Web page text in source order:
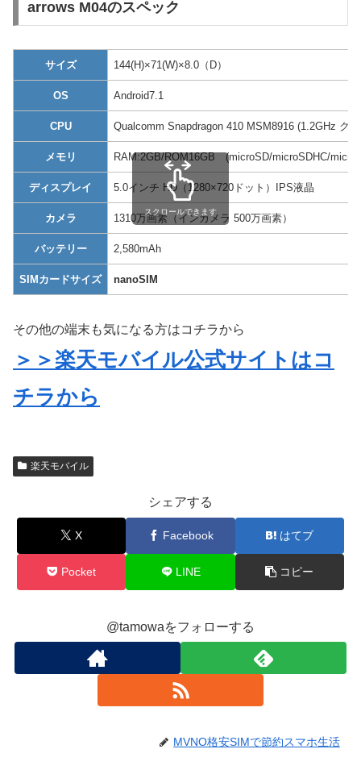
arrows M04のスペック
サイズ 144(H)×71(W)×8.0（D）
OS Android7.1
CPU Qualcomm Snapdragon 410 MSM8916 (1.2GHz ク
メモリ RAM:2GB/ROM16GB (microSD/microSDHC/
ディスプレイ 5.0インチ HD（1280×720ドット）IPS液晶
カメラ 1310万画素（インカメラ 500万画素）
バッテリー 2,580mAh
SIMカードサイズ nanoSIM
スクロールできます
その他の端末も気になる方はコチラから
＞＞楽天モバイル公式サイトはコ
チラから
楽天モバイル
シェアする
X Facebook はてブ
Pocket LINE コピー
@tamowaをフォローする
MVNO格安SIMで節約スマホ生活